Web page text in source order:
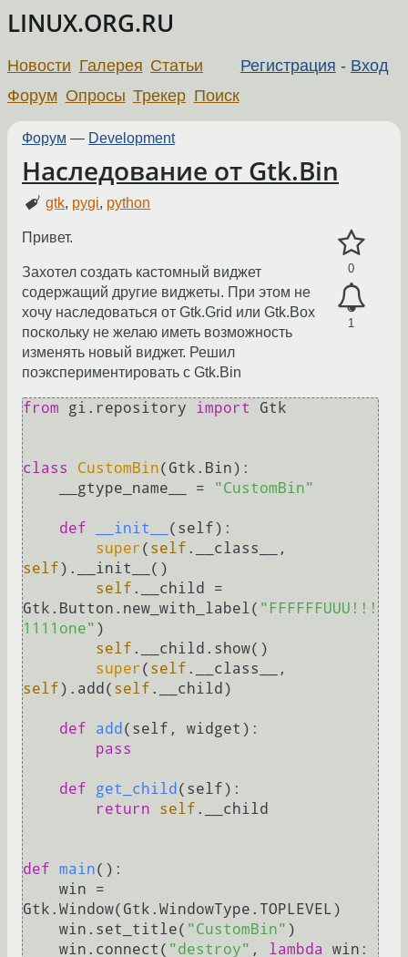
LINUX.ORG.RU
Регистрация - Вход
Новости Галерея Статьи
Форум Опросы Трекер Поиск
Форум — Development
Наследование от Gtk.Bin
gtk, pygi, python
0
1
Привет.
Захотел создать кастомный виджет
содержащий другие виджеты. При этом не
хочу наследоваться от Gtk.Grid или Gtk.Box
поскольку не желаю иметь возможность
изменять новый виджет. Решил
поэкспериментировать с Gtk.Bin
from gi.repository import Gtk
class CustomBin(Gtk.Bin):
    __gtype_name__ =
"CustomBin"
def __init__ ( self):
super( self
self).__init__()
self .__child =
Gtk.Button.new_with_label( "FFFFFFUUU!!!
1111one" )
self .__child.show()
super( self
self).add( self .__child)
def add ( self, widget ):
pass
def get_child ( self):
return
self .__child
def main():
Gtk.Window(Gtk.WindowType.TOPLEVEL)
    win.set_title(
"CustomBin" )
    win.connect(
"destroy" , lambda
win: